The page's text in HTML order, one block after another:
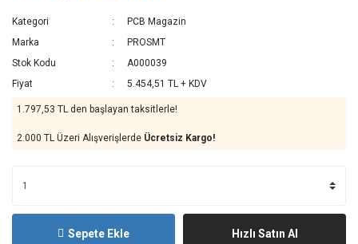
Kategori
PCB Magazin
Marka
PROSMT
Stok Kodu
A000039
Fiyat
5.454,51 TL + KDV
1.797,53 TL den başlayan taksitlerle!
2.000 TL Üzeri Alışverişlerde Ücretsiz Kargo!
Sepete Ekle Hızlı Satın Al